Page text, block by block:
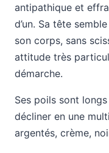
antipathique et
d’un. Sa tête
son corps, sans
attitude très
démarche.
Ses poils sont
décliner en une
argentés, crème,